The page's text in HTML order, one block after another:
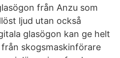
från Anzu som
ljud utan också
glasögon kan ge helt
skogsmaskinförare